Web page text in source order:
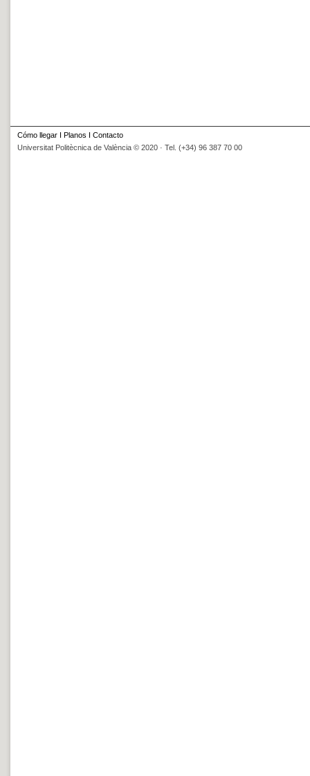
Cómo llegar I Planos I Contacto
Universitat Politècnica de València © 2020 · Tel. (+34) 96 387 70 00